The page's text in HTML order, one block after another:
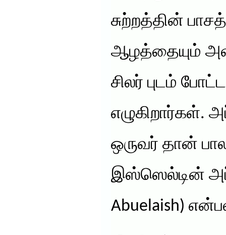
சுற்றத்தின்
ஆழத்தையும்
சிலர் புடம்
எழுகிறார்கள்.
ஒருவர் தான்
இஸ்ஸெல்டின்
Abuelaish)